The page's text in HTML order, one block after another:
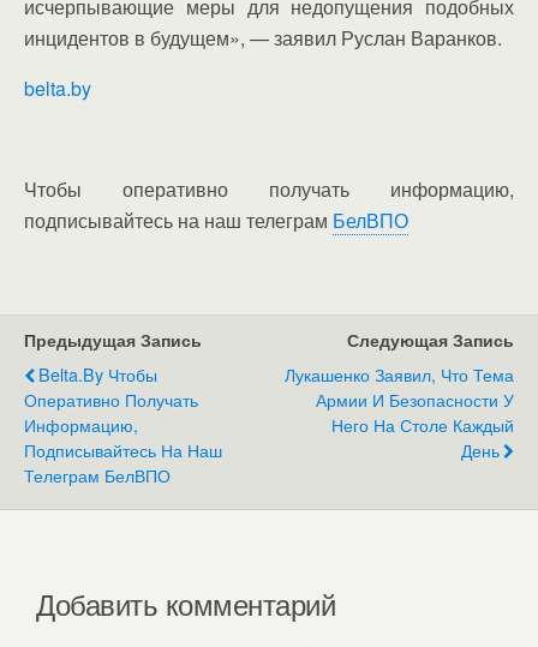
исчерпывающие меры для недопущения подобных
инцидентов в будущем», — заявил Руслан Варанков.
belta.by
Чтобы оперативно получать информацию,
подписывайтесь на наш телеграм БелВПО
Предыдущая Запись
Belta.by Чтобы
Оперативно Получать
Информацию,
Подписывайтесь На Наш
Телеграм БелВПО
Следующая Запись
Лукашенко Заявил, Что Тема
Армии И Безопасности У
Него На Столе Каждый
День
Добавить комментарий